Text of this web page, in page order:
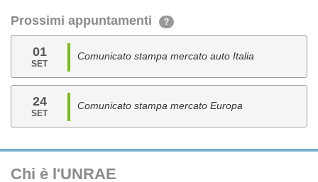
Prossimi appuntamenti ?
01
SET
Comunicato stampa mercato auto Italia
24
SET
Comunicato stampa mercato Europa
Chi è l'UNRAE